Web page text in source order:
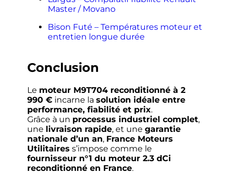
Master / Movano
Bison Futé – Températures moteur et
entretien longue durée
Conclusion
Le moteur M9T704 reconditionné à 2
990 € incarne la solution idéale entre
performance, fiabilité et prix.
Grâce à un processus industriel complet,
une livraison rapide, et une garantie
nationale d’un an, France Moteurs
Utilitaires s’impose comme le
fournisseur n°1 du moteur 2.3 dCi
reconditionné en France.